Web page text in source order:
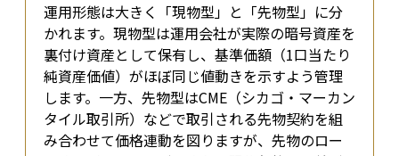
運用形態は大きく「現物型」と「先物型」に分
かれます。現物型は運用会社が実際の暗号資産を
裏付け資産として保有し、基準価額（1口当たり
純資産価値）がほぼ同じ値動きを示すよう管理
します。一方、先物型はCME（シカゴ・マーカン
タイル取引所）などで取引される先物契約を組
み合わせて価格連動を図りますが、先物のロー